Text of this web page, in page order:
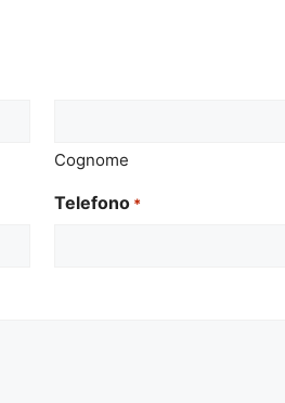
Cognome
Telefono *